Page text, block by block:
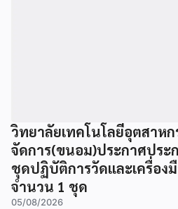
วิทยาลัยเทคโนโลยีอุตสาหก
จัดการ(ขนอม)ประกาศปร
ชุดปฏิบัติการวัดและเครื่อง
จำนวน 1 ชุด
05/08/2026